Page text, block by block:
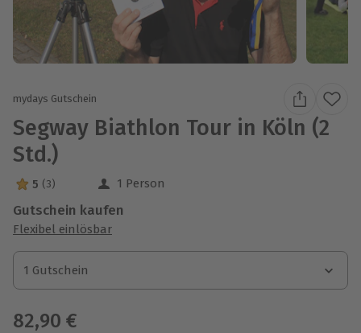
mydays Gutschein
Segway Biathlon Tour in Köln (2
Std.)
5 Sterne von 5 aus 3 Bewertungen
5 (3) 1 Person
Gutschein kaufen
Flexibel einlösbar
1 Gutschein
1 Gutschein
1 Gutschein
82,90 €